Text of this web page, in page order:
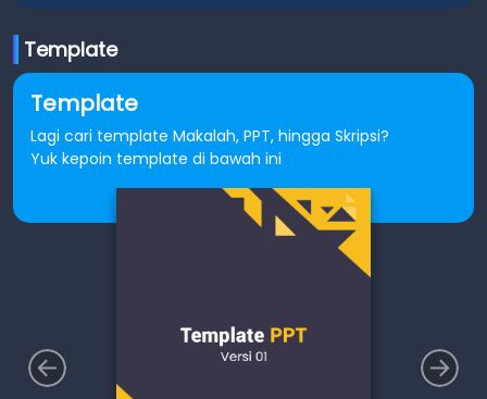
Template
Template
Lagi cari template Makalah, PPT, hingga Skripsi?
Yuk kepoin template di bawah ini